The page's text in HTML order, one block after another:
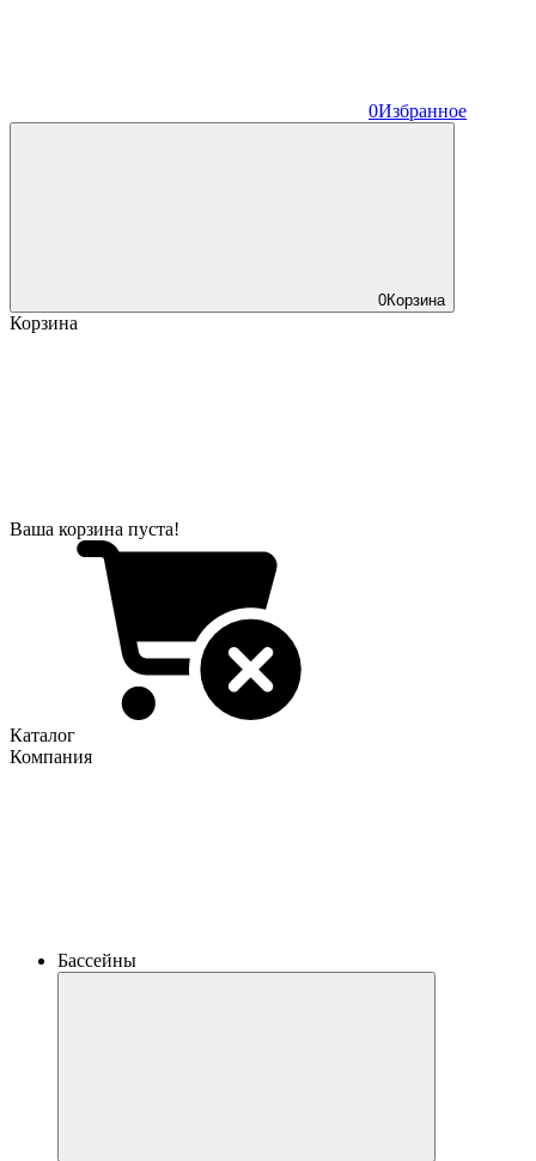
0Избранное
0Корзина
Корзина
Ваша корзина пуста!
Каталог
Компания
Бассейны